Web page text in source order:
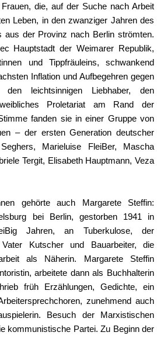
die, auf der Suche nach Arbeit
Leben, in den zwanziger Jahren des
aus der Provinz nach Berlin strömten.
Hauptstadt der Weimarer Republik,
und Tippfräuleins, schwankend
Inflation und Aufbegehren gegen
leichtsinnigen Liebhaber, den
Proletariat am Rand der
fanden sie in einer Gruppe von
– der ersten Generation deutscher
Marieluise FleiBer, Mascha
Tergit, Elisabeth Hauptmann, Veza
gehörte auch Margarete Steffin:
bei Berlin, gestorben 1941 in
Jahren, an Tuberkulose, der
Kutscher und Bauarbeiter, die
als Näherin. Margarete Steffin
arbeitete dann als Buchhalterin
früh Erzählungen, Gedichte, ein
zunehmend auch
Besuch der Marxistischen
kommunistische Partei. Zu Beginn der